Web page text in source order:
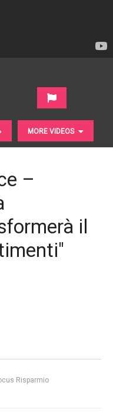
MORE VIDEOS
"Qui per
industria"
–
il
Risparmio